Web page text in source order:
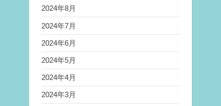
2024年8月
2024年7月
2024年6月
2024年5月
2024年4月
2024年3月